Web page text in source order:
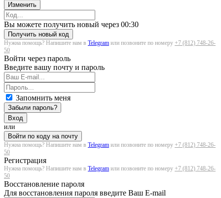
Изменить
Загрузка...
Вы можете получить новый через 00:30
Получить новый код
Нужна помощь? Напишите нам в Telegram или позвоните по номеру +7 (812) 748-26-
50
Войти через пароль
Введите вашу почту и пароль
Запомнить меня
Забыли пароль?
Вход
или
Войти по коду на почту
Нужна помощь? Напишите нам в Telegram или позвоните по номеру +7 (812) 748-26-
50
Регистрация
Нужна помощь? Напишите нам в Telegram или позвоните по номеру +7 (812) 748-26-
50
Восстановление пароля
Для восстановления пароля введите Ваш E-mail